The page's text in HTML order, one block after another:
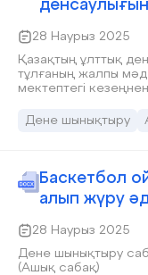
28 Наурыз 2025
Қазақтың ұлттық
тұлғаның жалпы
мектептегі
дамытып қана
материалдарын бір
адамгершілігін,
қарастырaды.
Дене шынықтыру
Баскетбол
алып жүру
28 Наурыз 2025
Дене шынықтыру сабағынан 7 сыныпқа арнлаған ҚМЖ
(Ашық сабақ)